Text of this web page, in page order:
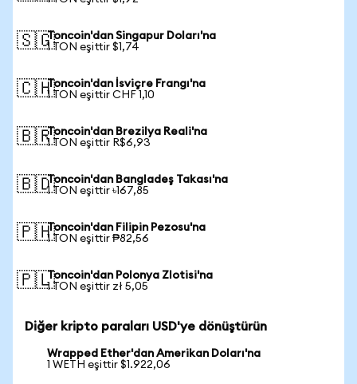
🇸🇬Toncoin'dan Singapur Doları'na
1 TON eşittir $1,74
🇨🇭Toncoin'dan İsviçre Frangı'na
1 TON eşittir CHF 1,10
🇧🇷Toncoin'dan Brezilya Reali'na
1 TON eşittir R$6,93
🇧🇩Toncoin'dan Bangladeş Takası'na
1 TON eşittir ৳167,85
🇵🇭Toncoin'dan Filipin Pezosu'na
1 TON eşittir ₱82,56
🇵🇱Toncoin'dan Polonya Zlotisi'na
1 TON eşittir zł 5,05
Diğer kripto paraları USD'ye dönüştürün
Wrapped Ether'dan Amerikan Doları'na
1 WETH eşittir $1.922,06